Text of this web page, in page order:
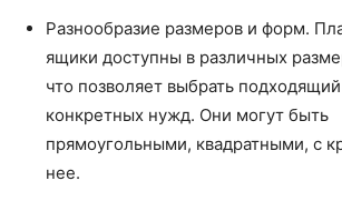
Разнообразие размеров и форм.
ящики доступны в различных
что позволяет выбрать
конкретных нужд. Они могут быть
прямоугольными, квадратными, с
нее.